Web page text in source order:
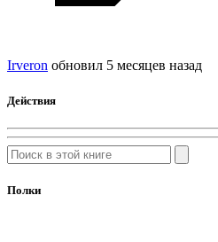
Irveron обновил 5 месяцев назад
Действия
Полки